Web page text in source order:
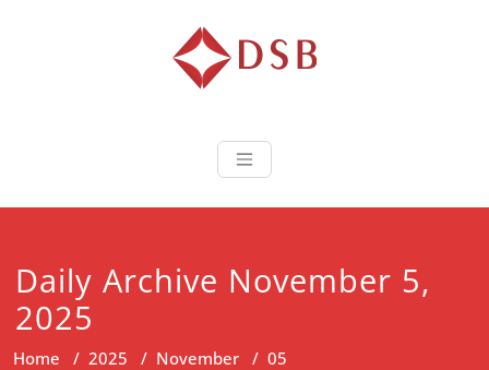
Diorama
Daily Archive November 5,
2025
Home / 2025 / November / 05